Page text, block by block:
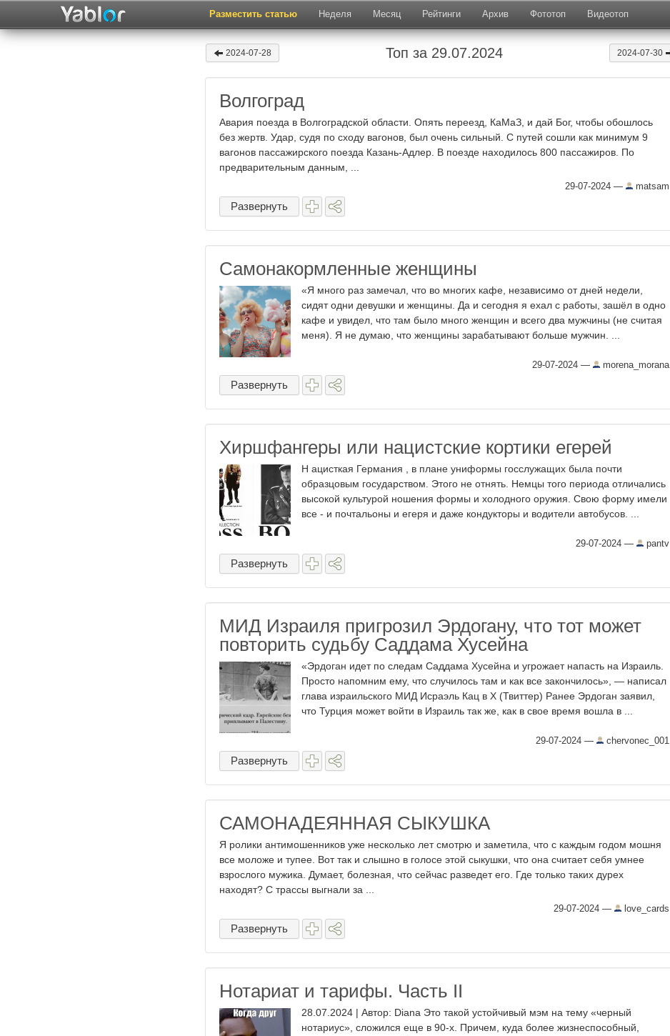
Разместить статью Неделя Месяц Рейтинги Архив Фототоп Видеотоп
2024-07-28 Топ за 29.07.2024 2024-07-30
Волгоград
Авария поезда в Волгоградской области. Опять переезд, КаМаЗ, и дай Бог, чтобы обошлось
без жертв. Удар, судя по сходу вагонов, был очень сильный. С путей сошли как минимум 9
вагонов пассажирского поезда Казань-Адлер. В поезде находилось 800 пассажиров. По
предварительным данным, ...
29-07-2024 — matsam
Развернуть
Самонакормленные женщины
«Я много раз замечал, что во многих кафе, независимо от дней недели,
сидят одни девушки и женщины. Да и сегодня я ехал с работы, зашёл в одно
кафе и увидел, что там было много женщин и всего два мужчины (не считая
меня). Я не думаю, что женщины зарабатывают больше мужчин. ...
29-07-2024 — morena_morana
Развернуть
Хиршфангеры или нацистские кортики егерей
Н ацисткая Германия , в плане униформы госслужащих была почти
образцовым государством. Этого не отнять. Немцы того периода отличались
высокой культурой ношения формы и холодного оружия. Свою форму имели
все - и почтальоны и егеря и даже кондукторы и водители автобусов. ...
29-07-2024 — pantv
Развернуть
МИД Израиля пригрозил Эрдогану, что тот может
повторить судьбу Саддама Хусейна
«Эрдоган идет по следам Саддама Хусейна и угрожает напасть на Израиль.
Просто напомним ему, что случилось там и как все закончилось», — написал
глава израильского МИД Исраэль Кац в Х (Твиттер) Ранее Эрдоган заявил,
что Турция может войти в Израиль так же, как в свое время вошла в ...
29-07-2024 — chervonec_001
Развернуть
САМОНАДЕЯННАЯ СЫКУШКА
Я ролики антимошенников уже несколько лет смотрю и заметила, что с каждым годом мошня
все моложе и тупее. Вот так и слышно в голосе этой сыкушки, что она считает себя умнее
взрослого мужика. Думает, болезная, что сейчас разведет его. Где только таких дурех
находят? С трассы выгнали за ...
29-07-2024 — love_cards
Развернуть
Нотариат и тарифы. Часть II
28.07.2024 | Автор: Diana Это такой устойчивый мэм на тему «черный
нотариус», сложился еще в 90-х. Причем, куда более жизнеспособный,